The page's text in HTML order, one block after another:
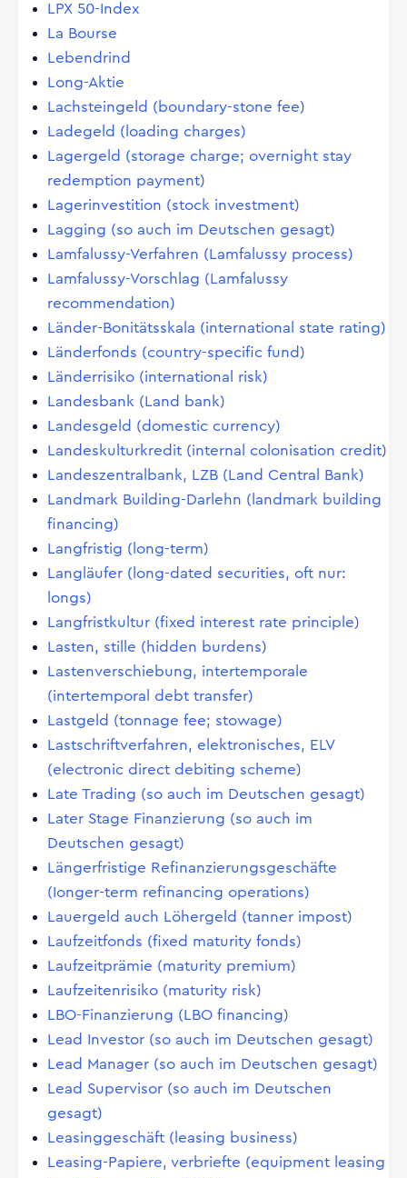
LPX 50-Index
La Bourse
Lebendrind
Long-Aktie
Lachsteingeld (boundary-stone fee)
Ladegeld (loading charges)
Lagergeld (storage charge; overnight stay
redemption payment)
Lagerinvestition (stock investment)
Lagging (so auch im Deutschen gesagt)
Lamfalussy-Verfahren (Lamfalussy process)
Lamfalussy-Vorschlag (Lamfalussy
recommendation)
Länder-Bonitätsskala (international state rating)
Länderfonds (country-specific fund)
Länderrisiko (international risk)
Landesbank (Land bank)
Landesgeld (domestic currency)
Landeskulturkredit (internal colonisation credit)
Landeszentralbank, LZB (Land Central Bank)
Landmark Building-Darlehn (landmark building
financing)
Langfristig (long-term)
Langläufer (long-dated securities, oft nur:
longs)
Langfristkultur (fixed interest rate principle)
Lasten, stille (hidden burdens)
Lastenverschiebung, intertemporale
(intertemporal debt transfer)
Lastgeld (tonnage fee; stowage)
Lastschriftverfahren, elektronisches, ELV
(electronic direct debiting scheme)
Late Trading (so auch im Deutschen gesagt)
Later Stage Finanzierung (so auch im
Deutschen gesagt)
Längerfristige Refinanzierungsgeschäfte
(Ionger-term refinancing operations)
Lauergeld auch Löhergeld (tanner impost)
Laufzeitfonds (fixed maturity fonds)
Laufzeitprämie (maturity premium)
Laufzeitenrisiko (maturity risk)
LBO-Finanzierung (LBO financing)
Lead Investor (so auch im Deutschen gesagt)
Lead Manager (so auch im Deutschen gesagt)
Lead Supervisor (so auch im Deutschen
gesagt)
Leasinggeschäft (leasing business)
Leasing-Papiere, verbriefte (equipment leasing